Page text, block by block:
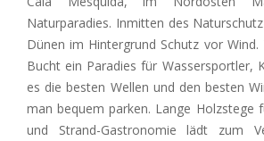
Naturparadies. Inmitten des
Dünen im Hintergrund Schutz vor
Bucht ein Paradies für Wassersportler,
es die besten Wellen und den besten
man bequem parken. Lange Holzstege
und Strand-Gastronomie lädt zum